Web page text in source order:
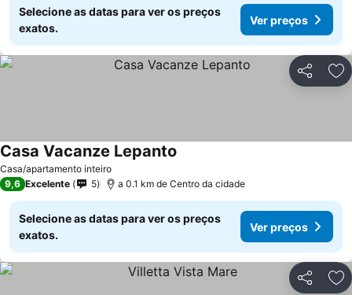
Selecione as datas para ver os preços
exatos.
Ver preços
Partilhar
Casa/apartamento inteiro
Casa Vacanze Lepanto
9,6 Excelente 5 a 0.1 km de Centro da cidade
Selecione as datas para ver os preços
exatos.
Ver preços
Partilhar